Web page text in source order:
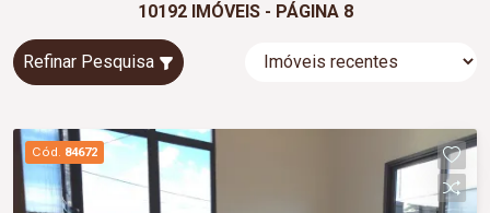
10192 IMÓVEIS - PÁGINA 8
Refinar Pesquisa
Cód. 84672